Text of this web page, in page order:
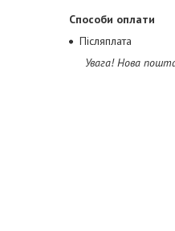
Способи оплати
Післяплата
Увага! Нова